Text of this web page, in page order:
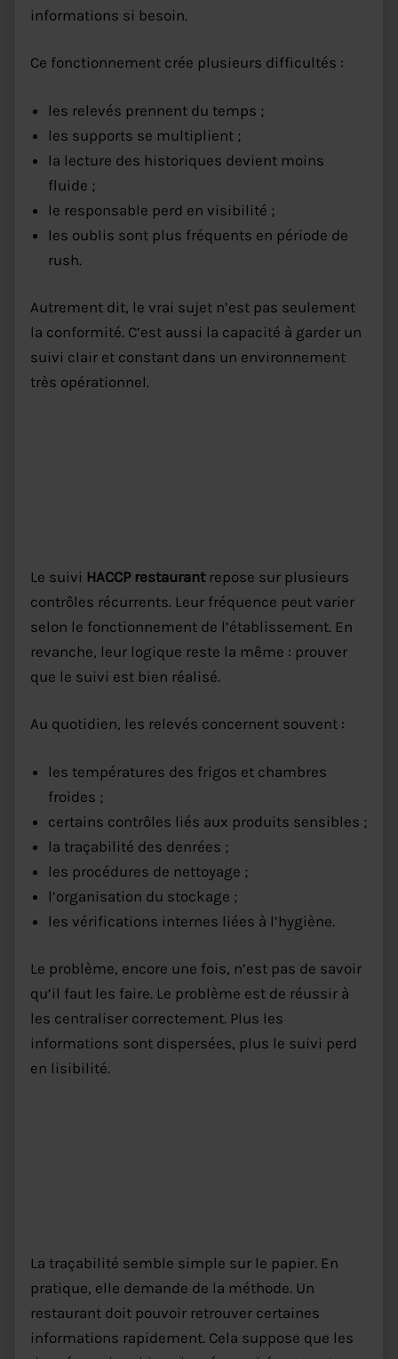
informations si besoin.
Ce fonctionnement crée plusieurs difficultés :
les relevés prennent du temps ;
les supports se multiplient ;
la lecture des historiques devient moins
fluide ;
le responsable perd en visibilité ;
les oublis sont plus fréquents en période de
rush.
Autrement dit, le vrai sujet n’est pas seulement
la conformité. C’est aussi la capacité à garder un
suivi clair et constant dans un environnement
très opérationnel.
Le suivi HACCP restaurantrepose sur plusieurs
contrôles récurrents. Leur fréquence peut varier
selon le fonctionnement de l’établissement. En
revanche, leur logique reste la même : prouver
que le suivi est bien réalisé.
Au quotidien, les relevés concernent souvent :
les températures des frigos et chambres
froides ;
certains contrôles liés aux produits sensibles ;
la traçabilité des denrées ;
les procédures de nettoyage ;
l’organisation du stockage ;
les vérifications internes liées à l’hygiène.
Le problème, encore une fois, n’est pas de savoir
qu’il faut les faire. Le problème est de réussir à
les centraliser correctement. Plus les
informations sont dispersées, plus le suivi perd
en lisibilité.
La traçabilité semble simple sur le papier. En
pratique, elle demande de la méthode. Un
restaurant doit pouvoir retrouver certaines
informations rapidement. Cela suppose que les